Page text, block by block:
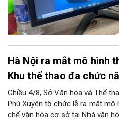
Hà Nội ra mắt mô hình
Khu thể thao đa chức
Chiều 4/8, Sở Văn hóa và Thể
Phú Xuyên tổ chức lễ ra mắt
chế văn hóa cơ sở tại Nhà văn